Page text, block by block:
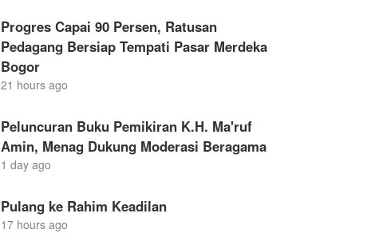
Progres Capai 90 Persen, Ratusan
Pedagang Bersiap Tempati Pasar Merdeka
Bogor
21 hours ago
Peluncuran Buku Pemikiran K.H. Ma'ruf
Amin, Menag Dukung Moderasi Beragama
1 day ago
Pulang ke Rahim Keadilan
17 hours ago